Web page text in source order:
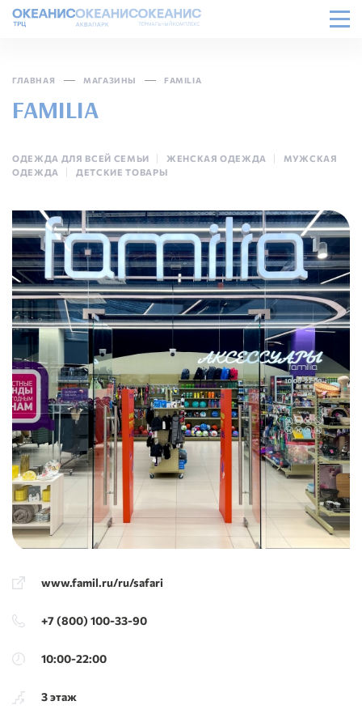
ГЛАВНАЯ МАГАЗИНЫ FAMILIA
FAMILIA
ОДЕЖДА ДЛЯ ВСЕЙ СЕМЬИ ЖЕНСКАЯ ОДЕЖДА
МУЖСКАЯ
ОДЕЖДА
ДЕТСКИЕ ТОВАРЫ
www.famil.ru/ru/safari
+7 (800) 100-33-90
10:00-22:00
3 этаж